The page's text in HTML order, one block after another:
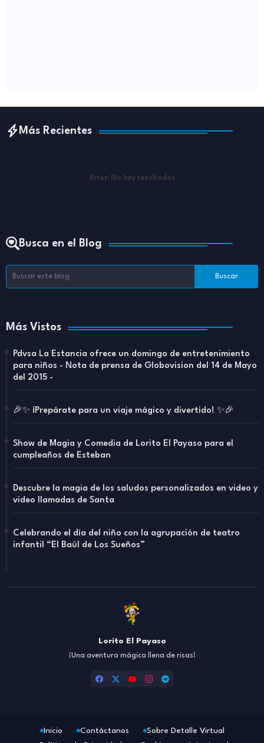
Más Recientes
Error: No hay resultados
Busca en el Blog
Más Vistos
Pdvsa La Estancia ofrece un domingo de entretenimiento
para niños - Nota de prensa de Globovision del 14 de Mayo
del 2015 -
🎉✨ ¡Prepárate para un viaje mágico y divertido! ✨🎉
Show de Magia y Comedia de Lorito El Payaso para el
cumpleaños de Esteban
Descubre la magia de los saludos personalizados en video y
video llamadas de Santa
Celebrando el día del niño con la agrupación de teatro
infantil “El Baúl de Los Sueños”
Lorito El Payaso
¡Una aventura mágica llena de risas!
Inicio Contáctanos
Sobre Detalle Virtual